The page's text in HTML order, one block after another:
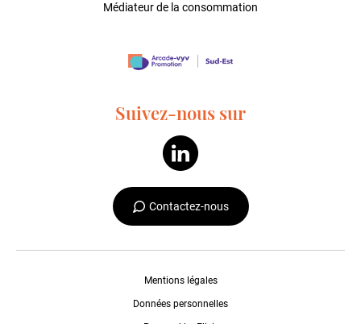
Médiateur de la consommation
Suivez-nous sur
Contactez-nous
Mentions légales
Données personnelles